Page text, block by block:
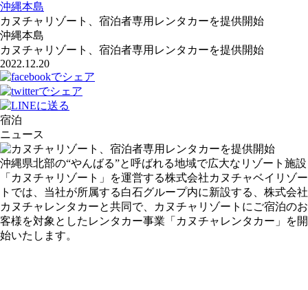
沖縄本島
カヌチャリゾート、宿泊者専用レンタカーを提供開始
沖縄本島
カヌチャリゾート、宿泊者専用レンタカーを提供開始
2022.12.20
宿泊
ニュース
沖縄県北部の“やんばる”と呼ばれる地域で広大なリゾート施設
「カヌチャリゾート」を運営する株式会社カヌチャベイリゾー
トでは、当社が所属する白石グループ内に新設する、株式会社
カヌチャレンタカーと共同で、カヌチャリゾートにご宿泊のお
客様を対象としたレンタカー事業「カヌチャレンタカー」を開
始いたします。